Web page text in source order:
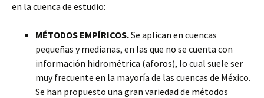
en la cuenca de estudio:
MÉTODOS EMPÍRICOS.Se aplican en cuencas
pequeñas y medianas, en las que no se cuenta con
información hidrométrica (aforos), lo cual suele ser
muy frecuente en la mayoría de las cuencas de México.
Se han propuesto una gran variedad de métodos